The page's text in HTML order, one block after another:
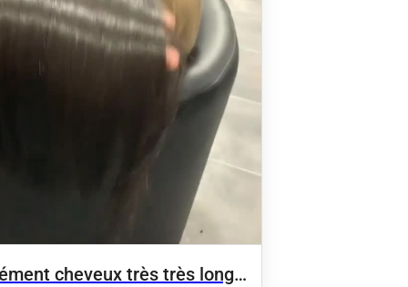
cheveux très très long